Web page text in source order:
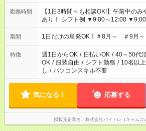
勤務時間
【1日3時間～も相談OK!】午前中の
あり！ シフト例 ▼9:00～12:00
▼18:00～21:00
期間 1日だけの単発OK！＃8月～ ＃9月～
特徴 週1日からOK / 日払いOK / 40～50代
OK / 服装自由 / シフト勤務 / 10名以
し / パソコンスキル不要
気になる！ 応募する
掲載元企業名 株式会社バイトレ（キャムコ